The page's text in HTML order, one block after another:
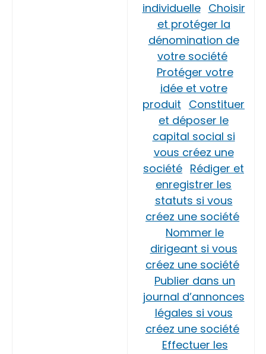
individuelle Choisir
et protéger la
dénomination de
votre société
Protéger votre
idée et votre
produit Constituer
et déposer le
capital social si
vous créez une
société Rédiger et
enregistrer les
statuts si vous
créez une société
Nommer le
dirigeant si vous
créez une société
Publier dans un
journal d’annonces
légales si vous
créez une société
Effectuer les